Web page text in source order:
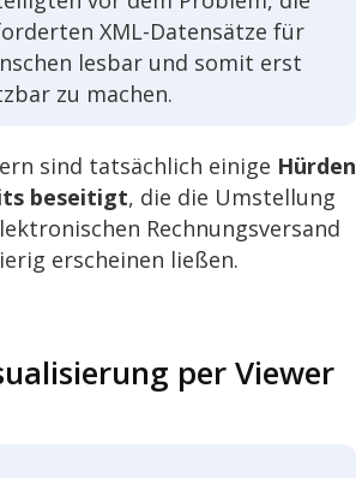
XML-Daten­sätze für
lesbar und somit erst
zu machen.
sind tatsäch­lich einige Hürden
besei­tigt, die die Umstel­lung
Rech­nungs­ver­sand
erschei­nen ließen.
per Viewer